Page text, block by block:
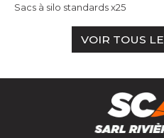
Sacs à silo standards x25
VOIR TOUS